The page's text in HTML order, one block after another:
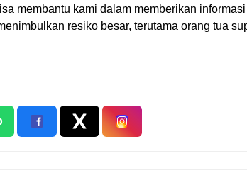
membantu kami dalam memberikan
resiko besar, terutama orang tua